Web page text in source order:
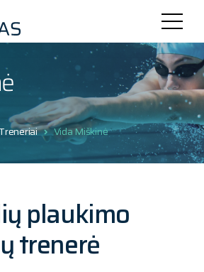
Treneriai Vida Miškinė
plaukimo
trenerė